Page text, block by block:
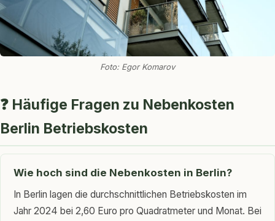
Foto: Egor Komarov
❓ Häufige Fragen zu Nebenkosten
Berlin Betriebskosten
Wie hoch sind die Nebenkosten in Berlin?
In Berlin lagen die durchschnittlichen Betriebskosten im
Jahr 2024 bei 2,60 Euro pro Quadratmeter und Monat. Bei